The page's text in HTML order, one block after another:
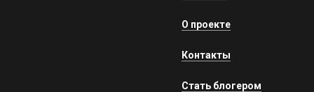
О проекте
Контакты
Стать блогером